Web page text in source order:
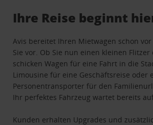
Ihre Reise beginnt
Avis bereitet Ihren Mietwagen schon
Sie vor. Ob Sie nun einen kleinen Flitzer
schicken Wagen für eine Fahrt in die
Limousine für eine Geschäftsreise oder
Personentransporter für den
Ihr perfektes Fahrzeug wartet bereits auf
Kunden erhalten Upgrades und